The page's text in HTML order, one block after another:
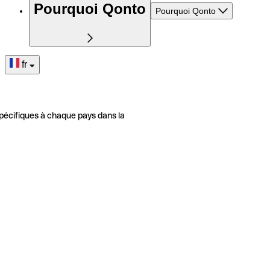
Pourquoi Qonto Pourquoi Qonto
fr
à chaque pays dans la